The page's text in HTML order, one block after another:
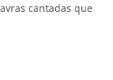
cantadas que